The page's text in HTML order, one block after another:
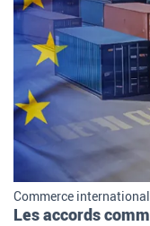
Commerce international
Les accords